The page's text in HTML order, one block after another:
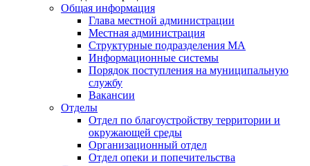
Общая информация
Глава местной администрации
Местная администрация
Структурные подразделения МА
Информационные системы
Порядок поступления на муниципальную
службу
Вакансии
Отделы
Отдел по благоустройству территории и
окружающей среды
Организационный отдел
Отдел опеки и попечительства